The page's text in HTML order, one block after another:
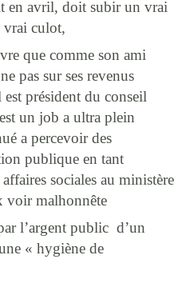
en avril, doit subir un vrai
vrai culot,
que comme son ami
pas sur ses revenus
président du conseil
un job a ultra plein
a percevoir des
publique en tant
sociales au ministère
voir malhonnête
l’argent public d’un
« hygiène de